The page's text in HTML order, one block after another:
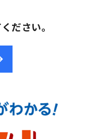
ださい。